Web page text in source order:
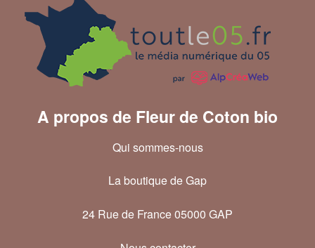
A propos de Fleur de Coton bio
Qui sommes-nous
La boutique de Gap
24 Rue de France 05000 GAP